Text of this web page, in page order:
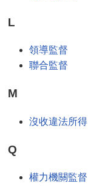
L
領導監督
聯合監督
M
沒收違法所得
Q
權力機關監督